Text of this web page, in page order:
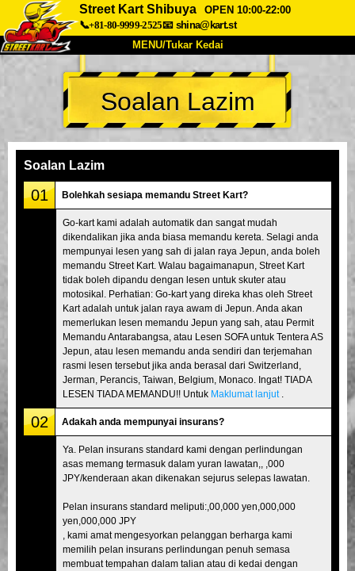
Street Kart Shibuya
OPEN 10:00-22:00
📞+81-80-9999-2525📧 shina@kart.st
MENU/Tukar Kedai
UTAMA
Tentang Spesifikasi Harga
Syarikat
Tokyo Shinagawa Tokyo Akihabara#1
Tokyo Akihabara#2 Tokyo Shibuya
Tokyo Shibuya Annex Tokyo Bay
Tokyo Asakusa Osaka
Okinawa
Soalan Lazim
Soalan Lazim
01 Bolehkah sesiapa memandu Street Kart?
Go-kart kami adalah automatik dan sangat mudah
dikendalikan jika anda biasa memandu kereta. Selagi anda
mempunyai lesen yang sah di jalan raya Jepun, anda boleh
memandu Street Kart. Walau bagaimanapun, Street Kart
tidak boleh dipandu dengan lesen untuk skuter atau
motosikal. Perhatian: Go-kart yang direka khas oleh Street
Kart adalah untuk jalan raya awam di Jepun. Anda akan
memerlukan lesen memandu Jepun yang sah, atau Permit
Memandu Antarabangsa, atau Lesen SOFA untuk Tentera AS
Jepun, atau lesen memandu anda sendiri dan terjemahan
rasmi lesen tersebut jika anda berasal dari Switzerland,
Jerman, Perancis, Taiwan, Belgium, Monaco. Ingat! TIADA
LESEN TIADA MEMANDU!! Untuk Maklumat lanjut.
02 Adakah anda mempunyai insurans?
Ya. Pelan insurans standard kami dengan perlindungan
asas memang termasuk dalam yuran lawatan,, ,000
JPY/kenderaan akan dikenakan sejurus selepas lawatan.
Pelan insurans standard meliputi:,00,000 yen,000,000
yen,000,000 JPY
, kami amat mengesyorkan pelanggan berharga kami
memilih pelan insurans perlindungan penuh semasa
membuat tempahan dalam talian atau di kedai dengan